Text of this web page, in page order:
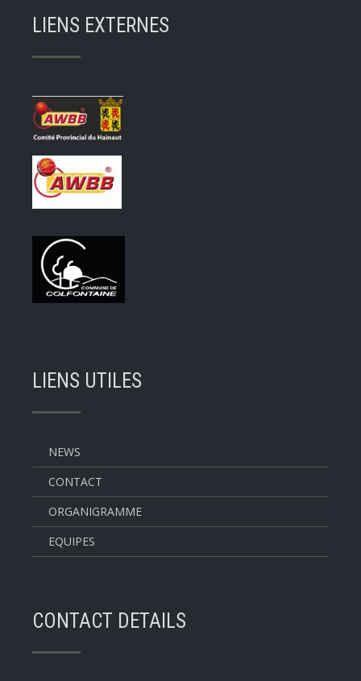
LIENS EXTERNES
LIENS UTILES
NEWS
CONTACT
ORGANIGRAMME
EQUIPES
CONTACT DETAILS